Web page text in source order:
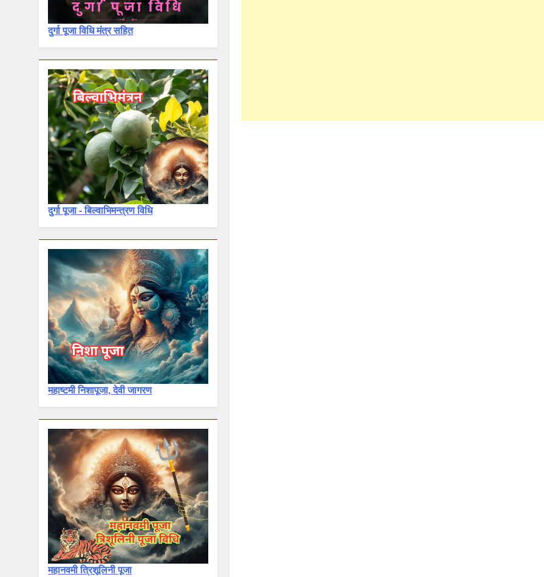
दुर्गा पूजा विधि मंत्र सहित
दुर्गा पूजा - बिल्वाभिमन्त्रण विधि
महाष्टमी निशापूजा, देवी जागरण
महानवमी त्रिशूलिनी पूजा